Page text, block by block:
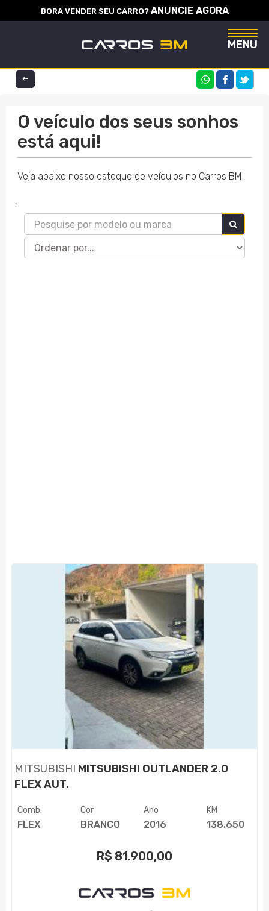
BORA VENDER SEU CARRO? ANUNCIE AGORA
MENU
O veículo dos seus sonhos
está aqui!
Veja abaixo nosso estoque de veículos no Carros BM.
'
MITSUBISHI MITSUBISHI OUTLANDER 2.0
FLEX AUT.
Comb.
FLEX
Cor
BRANCO
Ano
2016
KM
138.650
R$ 81.900,00